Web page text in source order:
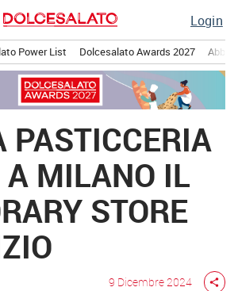
Login
Power List Dolcesalato Awards 2027
PASTICCERIA
MILANO IL
STORE
9 Dicembre 2024 share